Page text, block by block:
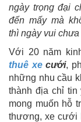
ngày trọng đại
đến mấy mà
thì ngày vui
Với 20 năm
thuê xecưới,
những nhu cầu
thành địa chỉ tin
mong muốn hỗ
thương, xe cưới